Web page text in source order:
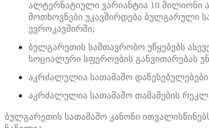
ალტერნატიული ვარიანტია 10 მილიონი
მოთხოვნები უკავშირდება ბულგარული
ევროკავშირში;
ბულგარეთის სამთავრობო უწყებებს
სოციალური სფეროების განვითარებას
აკრძალულია სათამაშო
აკრძალულია სათამაშო თამაშების
ბულგარეთის სათამაშო კანონი